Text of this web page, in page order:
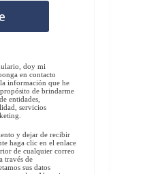
doy mi
en contacto
información que he
de brindarme
entidades,
servicios
y dejar de recibir
haga clic en el enlace
de cualquier correo
través de
sus datos